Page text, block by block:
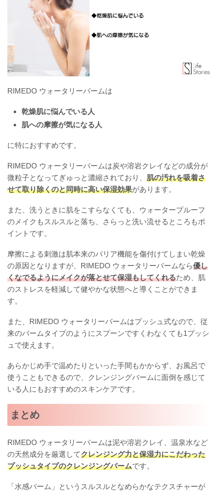
RIMEDO ウォータリーバームは
乾燥肌に悩んでいる人
肌への摩擦が気になる人
に特におすすめです。
RIMEDO ウォータリーバームは炭や溶岩クレイなどの成分が
微粒子となってぎゅっと濃縮されており、 肌の汚れを吸着さ
せて取り除くのと同時に高い保湿効果があります。
また、洗うときに肌をこすらなくても、ウォータープルーフ
のメイクもスルスルと落ち、さらっと洗い流せるところもポ
イントです。
摩擦による刺激は肌本来のバリア機能を傷付けてしまい乾燥
の原因となりますが、RIMEDO ウォータリーバームなら優し
くなでるようにメイクが落とせて保湿もしてくれるため、肌
のストレスを軽減して健やかな状態へと導くことができま
す。
また、RIMEDO ウォータリーバームはプッシュ式なので、従
来のバームタイプのようにスプーンですくわなくても1プッシ
ュで使えます。
あらかじめ手で温めたりといった手間もかからず、お風呂で
使うこともできるので、クレンジングバームに面倒を感じて
いる人にもおすすめのスキンケアです。
まとめ
RIMEDO ウォータリーバームは泥や溶岩クレイ、温泉水など
の天然成分を厳選してクレンジング力と保湿力にこだわった
プッシュタイプのクレンジングバームです。
「水感バーム」というスルスルとなめらかなテクスチャーが